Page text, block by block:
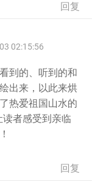
回复
02:15:56
到的、听到的和
出来，以此来烘
热爱祖国山水的
者感受到亲临
回复